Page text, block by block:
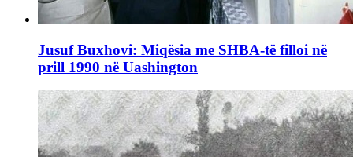
Jusuf Buxhovi: Miqësia me SHBA-të filloi në
prill 1990 në Uashington